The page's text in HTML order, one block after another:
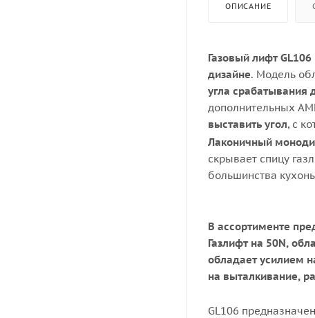
ОПИСАНИЕ
Газовый лифт GL106
дизайне. Модель
угла срабатывания
дополнительных
выставить угол, с
Лаконичный
скрывает спицу
большинства
В ассортименте
Газлифт на 50N,
обладает усилием
на выталкивание,
GL106